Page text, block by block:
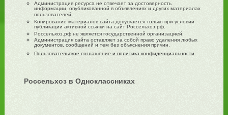
Администрация ресурса не отвечает за достоверность
информации, опубликованной в объявлениях и других материалах
пользователей.
Копирование материалов сайта допускается только при условии
публикации активной ссылки на сайт Россельхоз.рф.
Россельхоз.рф не является государственной организацией.
Администрация сайта оставляет за собой право удаления любых
документов, сообщений и тем без объяснения причин.
Пользовательское соглашение и политика конфиденциальности
Россельхоз в Одноклассниках